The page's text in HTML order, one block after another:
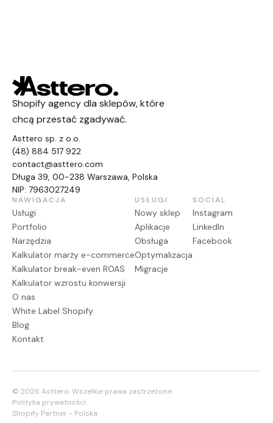
Shopify agency dla sklepów, które
chcą przestać zgadywać.
Asttero sp. z o.o.
(48) 884 517 922
contact@asttero.com
Długa 39, 00-238 Warszawa, Polska
NIP: 7963027249
NAWIGACJA
Usługi
Portfolio
Narzędzia
Kalkulator marży e-commerce
Kalkulator break-even ROAS
Kalkulator wzrostu konwersji
O nas
White Label Shopify
Blog
Kontakt
USŁUGI
Nowy sklep
Aplikacje
Obsługa
Optymalizacja
Migracje
SOCIAL
Instagram
LinkedIn
Facebook
© 2026 Asttero. Wszelkie prawa zastrzeżone.
Polityka prywatności
Shopify Partner - Polska